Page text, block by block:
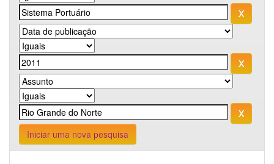
Iniciar uma nova pesquisa